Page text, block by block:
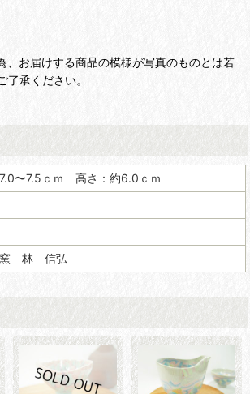
、お届けする商品の模様が写真のものとは若
了承ください。
〜7.5ｃｍ 高さ：約6.0ｃｍ
窯 林 信弘